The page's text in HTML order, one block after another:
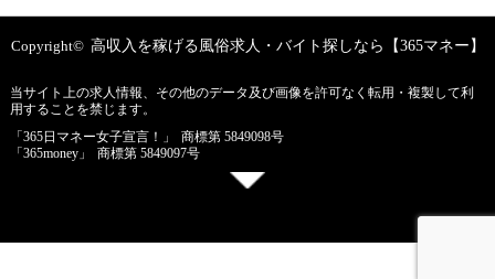
Copyright© 高収入を稼げる風俗求人・バイト探しなら【365マネー】
当サイト上の求人情報、その他のデータ及び画像を許可なく転用・複製して利
用することを禁じます。
「365日マネー女子宣言！」
商標第 5849098号
「365money」
商標第 5849097号